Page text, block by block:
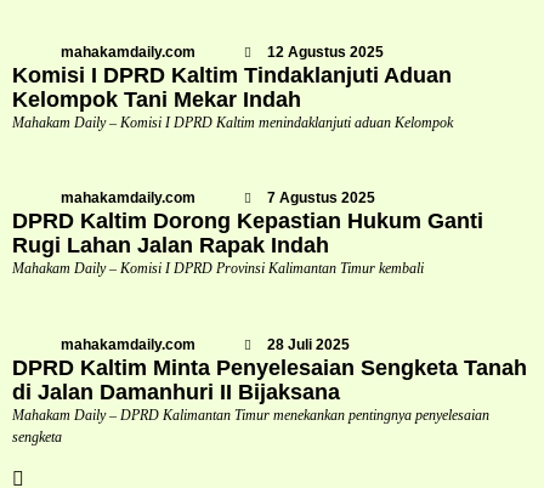
mahakamdaily.com 12 Agustus 2025
Komisi I DPRD Kaltim Tindaklanjuti Aduan
Kelompok Tani Mekar Indah
Mahakam Daily – Komisi I DPRD Kaltim menindaklanjuti aduan Kelompok
mahakamdaily.com 7 Agustus 2025
DPRD Kaltim Dorong Kepastian Hukum Ganti
Rugi Lahan Jalan Rapak Indah
Mahakam Daily – Komisi I DPRD Provinsi Kalimantan Timur kembali
mahakamdaily.com 28 Juli 2025
DPRD Kaltim Minta Penyelesaian Sengketa Tanah
di Jalan Damanhuri II Bijaksana
Mahakam Daily – DPRD Kalimantan Timur menekankan pentingnya penyelesaian
sengketa